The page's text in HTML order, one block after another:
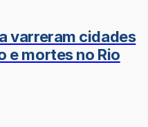
varreram cidades
e mortes no Rio